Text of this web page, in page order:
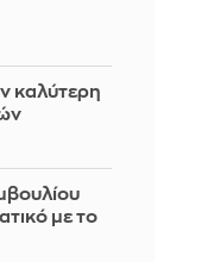
καλύτερη
με το